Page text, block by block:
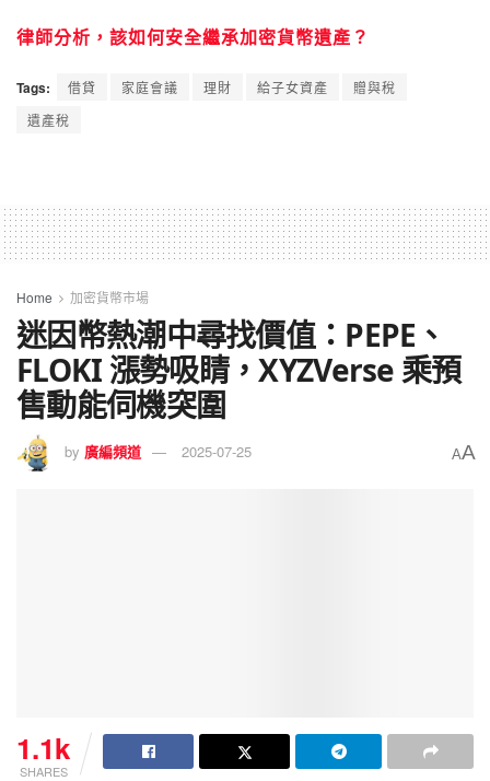
律師分析，該如何安全繼承加密貨幣遺產？
Tags: 借貸 家庭會議 理財 給子女資產
贈與稅
遺產稅
Home 加密貨幣市場
迷因幣熱潮中尋找價值：PEPE、
FLOKI 漲勢吸睛，XYZVerse 乘預
售動能伺機突圍
by 廣編頻道 2025-07-25 AA
1.1k
SHARES